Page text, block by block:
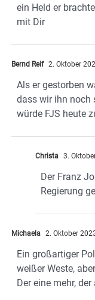
ein Held er
mit Dir
Bernd Reif 2. Oktober
Als er gestorben
dass wir ihn noch
würde FJS heute
Christa 3.
Der Franz
Regierung
Michaela 2. Oktober
Ein großartiger
weißer Weste,
Der eine mehr,